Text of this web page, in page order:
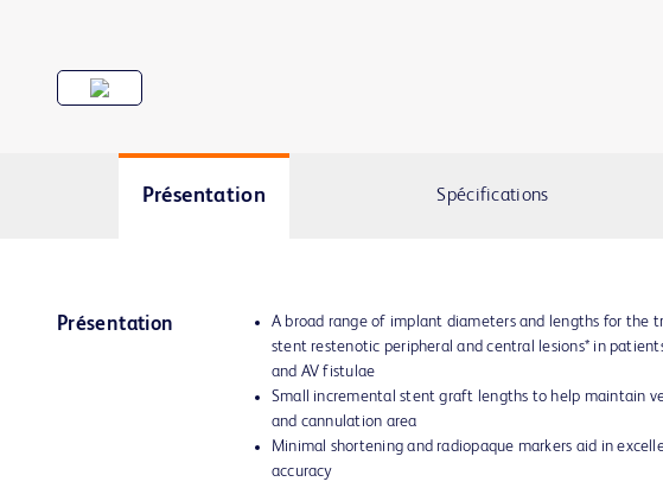
Présentation Spécifications
Présentation
A broad range of implant diameters and lengths for the
stent restenotic peripheral and central lesions* in
and AV fistulae
Small incremental stent graft lengths to help maintain
and cannulation area
Minimal shortening and radiopaque markers aid in
accuracy